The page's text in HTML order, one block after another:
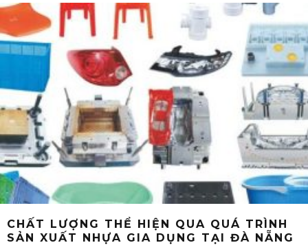
CHẤT LƯỢNG THỂ HIỆN QUA QUÁ TRÌNH
SẢN XUẤT NHỰA GIA DỤNG TẠI ĐÀ NẴNG